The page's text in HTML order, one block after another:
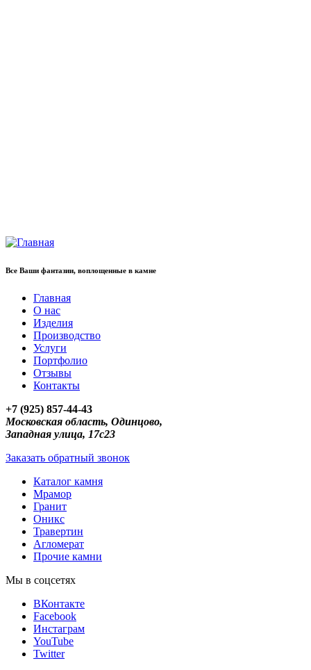
Все Ваши фантазии, воплощенные в камне
Главная
О нас
Изделия
Производство
Услуги
Портфолио
Отзывы
Контакты
+7 (925) 857-44-43
Московская область, Одинцово,
Западная улица, 17с23
Заказать обратный звонок
Каталог камня
Мрамор
Гранит
Оникс
Травертин
Агломерат
Прочие камни
Мы в соцсетях
ВКонтакте
Facebook
Инстаграм
YouTube
Twitter